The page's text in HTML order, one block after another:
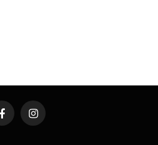
FacebookInstagram